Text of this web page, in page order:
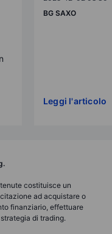
BG SAXO
Leggi l'articolo
costituisce un
ad acquistare o
finanziario, effettuare
di trading.